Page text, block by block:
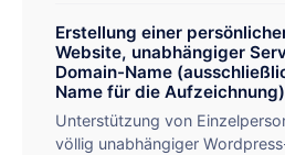
erbesserung der
eden. Die Verwendung von
em Remote-Desktop-
digkeit, eine separate
höhere Konfiguration
ten privat.
Erstellung einer
Website, unabhängiger
Domain-Name
Name für die Aufzeichnung)
Unterstützung von
völlig unabhängiger